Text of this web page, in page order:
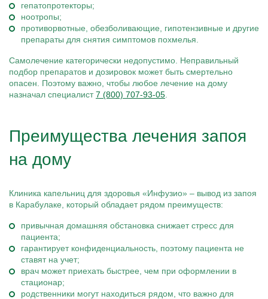
гепатопротекторы;
ноотропы;
противорвотные, обезболивающие, гипотензивные и другие
препараты для снятия симптомов похмелья.
Самолечение категорически недопустимо. Неправильный
подбор препаратов и дозировок может быть смертельно
опасен. Поэтому важно, чтобы любое лечение на дому
назначал специалист7 (800) 707-93-05
Преимущества лечения запоя
на дому
Клиника капельниц для здоровья «Инфузио» – вывод из запоя
в Карабулаке, который обладает рядом преимуществ:
привычная домашняя обстановка снижает стресс для
пациента;
гарантирует конфиденциальность, поэтому пациента не
ставят на учет;
врач может приехать быстрее, чем при оформлении в
стационар;
родственники могут находиться рядом, что важно для